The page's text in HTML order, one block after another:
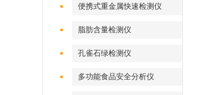
便携式重金属快速检测仪
脂肪含量检测仪
孔雀石绿检测仪
多功能食品安全分析仪